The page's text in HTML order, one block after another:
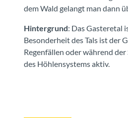
dem Wald gelangt man dann
Hintergrund: Das Gasteretal
Besonderheit des Tals ist der
Regenfällen oder während
des Höhlensystems aktiv.